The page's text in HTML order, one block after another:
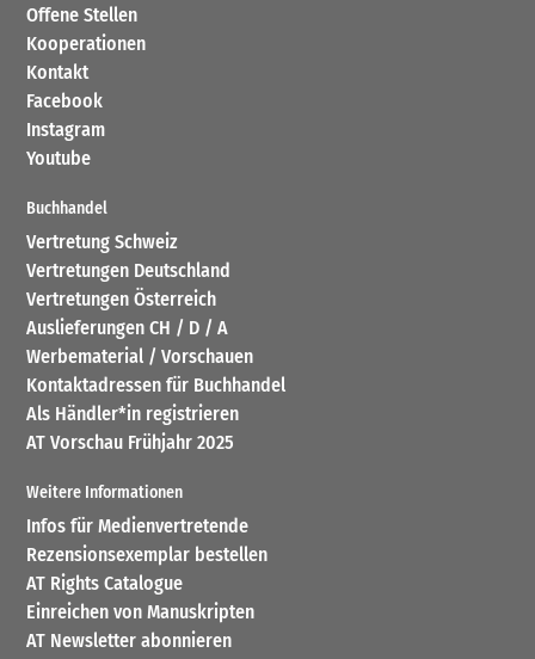
Offene Stellen
Kooperationen
Kontakt
Facebook
Instagram
Youtube
Buchhandel
Vertretung Schweiz
Vertretungen Deutschland
Vertretungen Österreich
Auslieferungen CH / D / A
Werbematerial / Vorschauen
Kontaktadressen für Buchhandel
Als Händler*in registrieren
AT Vorschau Frühjahr 2025
Weitere Informationen
Infos für Medienvertretende
Rezensionsexemplar bestellen
AT Rights Catalogue
Einreichen von Manuskripten
AT Newsletter abonnieren